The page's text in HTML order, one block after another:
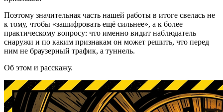
Поэтому значительная часть нашей работы в итоге свелась не
к тому, чтобы «зашифровать ещё сильнее», а к более
практическому вопросу: что именно видит наблюдатель
снаружи и по каким признакам он может решить, что перед
ним не браузерный трафик, а туннель.
Об этом и расскажу.